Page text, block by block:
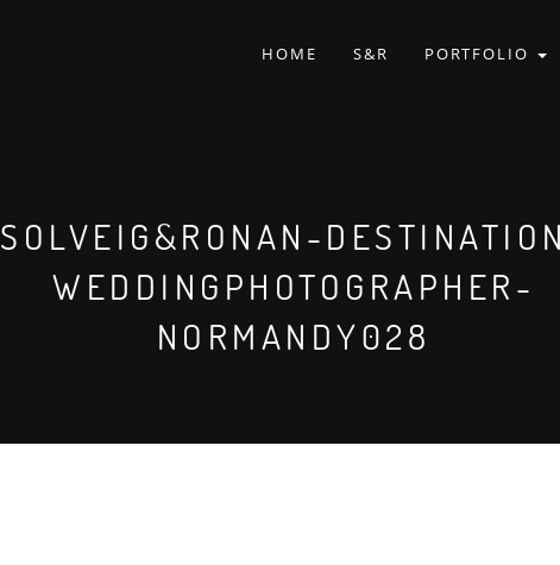
HOME S&R PORTFOLIO
SOLVEIG&RONAN-
WEDDINGPHOTOGRAPHER-
NORMANDY028